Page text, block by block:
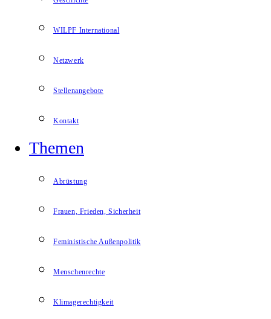
WILPF International
Netzwerk
Stellenangebote
Kontakt
Themen
Abrüstung
Frauen, Frieden, Sicherheit
Feministische Außenpolitik
Menschenrechte
Klimagerechtigkeit